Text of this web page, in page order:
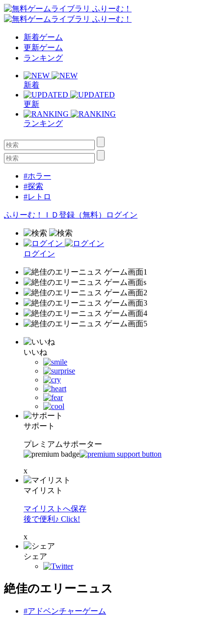
新着ゲーム
更新ゲーム
ランキング
新着
更新
ランキング
#ホラー
#探索
#レトロ
ふりーむ！ＩＤ登録（無料） ログイン
ログイン
いいね
サポート
プレミアムサポーター
x
マイリスト
マイリストへ保存
後で便利♪ Click!
x
シェア
絶佳のエリーニュス
#アドベンチャーゲーム